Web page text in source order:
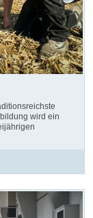
wird ein